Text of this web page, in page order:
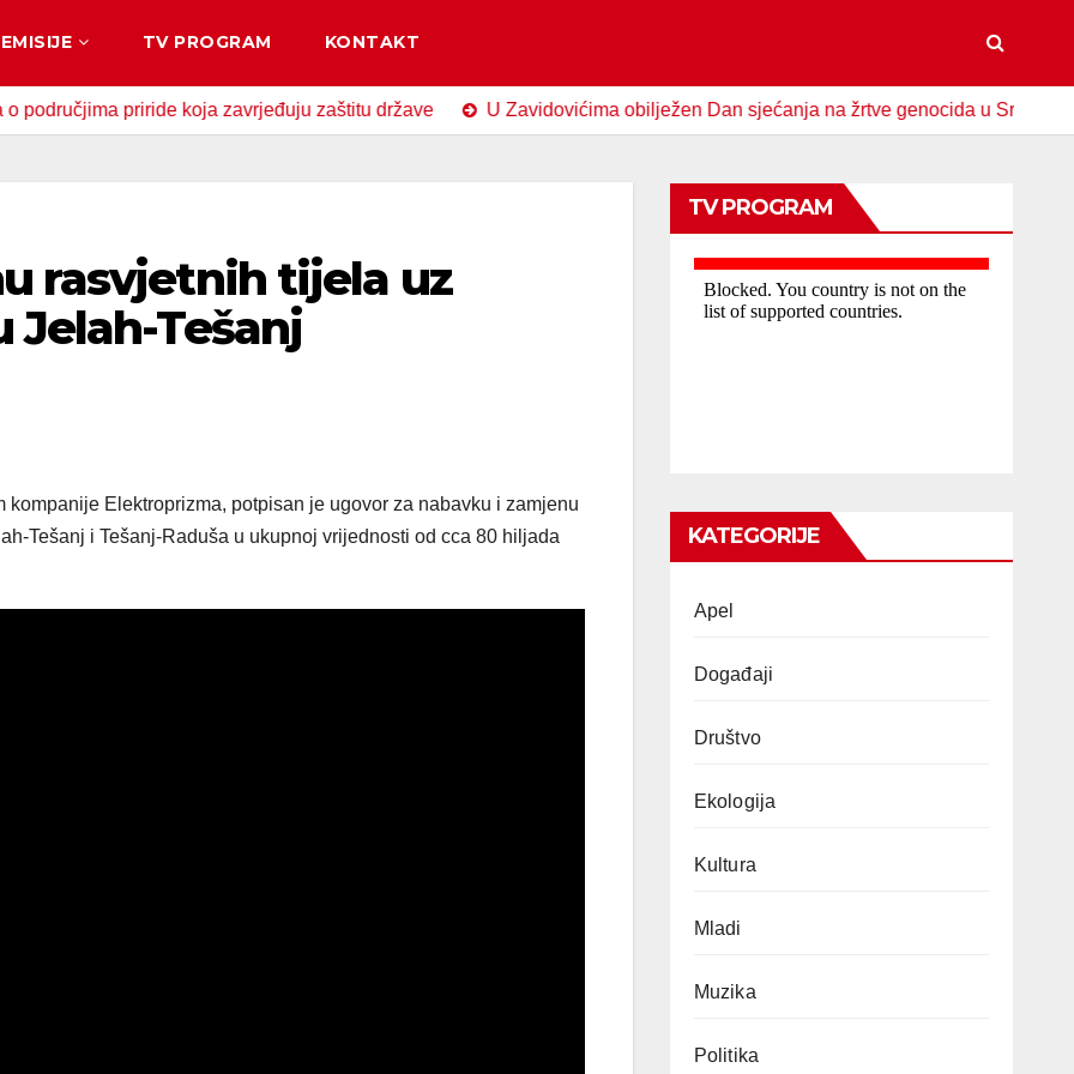
EMISIJE TV PROGRAM KONTAKT
priride koja zavrjeđuju zaštitu države U Zavidovićima obilježen Dan sjećanja na žrtve genocida u Srebrenici
rasvjetnih tijela uz
Tešanj
Elektroprizma, potpisan je ugovor za nabavku i zamjenu
Tešanj i Tešanj-Raduša u ukupnoj vrijednosti od cca 80 hiljada
TV PROGRAM
KATEGORIJE
Apel
Događaji
Društvo
Ekologija
Kultura
Mladi
Muzika
Politika